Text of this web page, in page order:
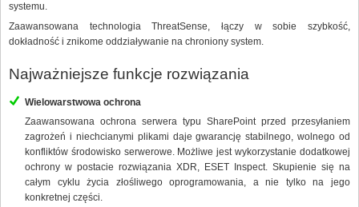
systemu.
Zaawansowana technologia ThreatSense, łączy w sobie szybkość,
dokładność i znikome oddziaływanie na chroniony system.
Najważniejsze funkcje rozwiązania
Wielowarstwowa ochrona
Zaawansowana ochrona serwera typu SharePoint przed przesyłaniem
zagrożeń i niechcianymi plikami daje gwarancję stabilnego, wolnego od
konfliktów środowisko serwerowe. Możliwe jest wykorzystanie dodatkowej
ochrony w postacie rozwiązania XDR, ESET Inspect. Skupienie się na
całym cyklu życia złośliwego oprogramowania, a nie tylko na jego
konkretnej części.